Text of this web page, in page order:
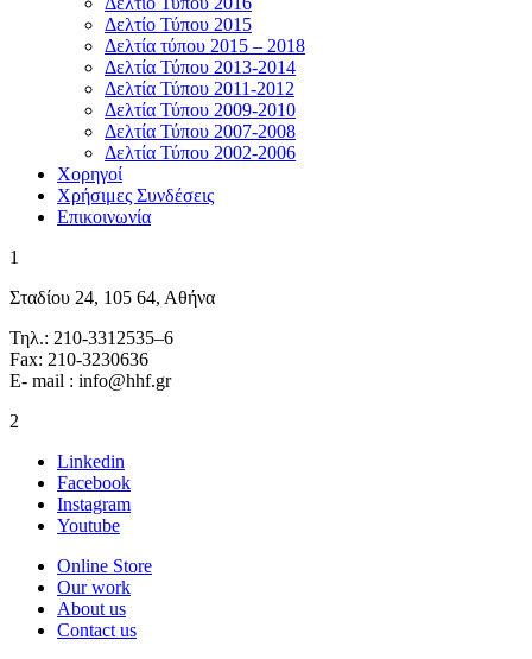
Δελτίο Τύπου 2015
Δελτία τύπου 2015 – 2018
Δελτία Τύπου 2013-2014
Δελτία Τύπου 2011-2012
Δελτία Τύπου 2009-2010
Δελτία Τύπου 2007-2008
Δελτία Τύπου 2002-2006
Χορηγοί
Χρήσιμες Συνδέσεις
Επικοινωνία
1
Σταδίου 24, 105 64, Αθήνα
Τηλ.: 210-3312535–6
Fax: 210-3230636
E- mail : info@hhf.gr
2
Linkedin
Facebook
Instagram
Youtube
Online Store
Our work
About us
Contact us